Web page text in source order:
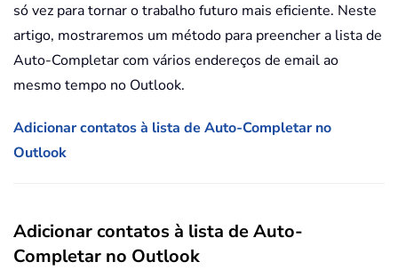
só vez para tornar o trabalho futuro mais eficiente. Neste
artigo, mostraremos um método para preencher a lista de
Auto-Completar com vários endereços de email ao
mesmo tempo no Outlook.
Adicionar contatos à lista de Auto-Completar no
Outlook
Adicionar contatos à lista de Auto-
Completar no Outlook